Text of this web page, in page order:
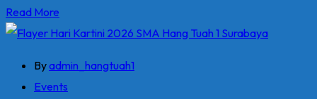
Read More
Byadmin_hangtuah1
Events